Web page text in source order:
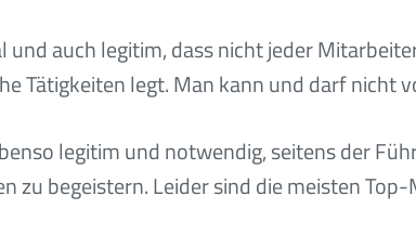
und auch legitim, dass nicht jeder
Tätigkeiten legt. Man kann und darf nicht
legitim und notwendig, seitens der
zu begeistern. Leider sind die meisten